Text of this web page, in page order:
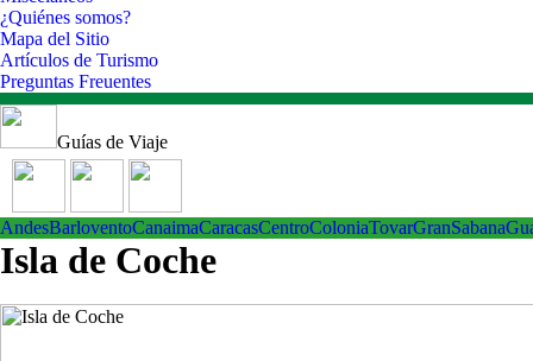
¿Quiénes somos?
Mapa del Sitio
Artículos de Turismo
Preguntas Freuentes
Guías de Viaje
AndesBarloventoCanaimaCaracasCentroColoniaTovarGranSabana
Isla de Coche